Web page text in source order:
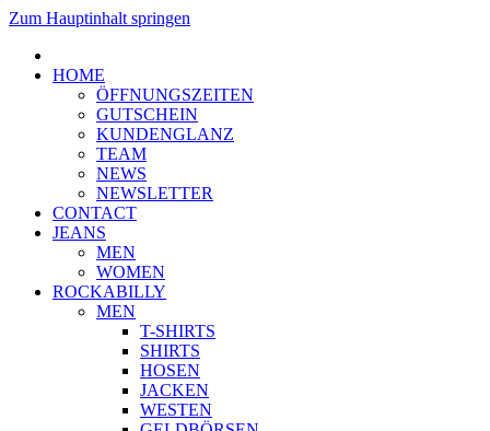
Zum Hauptinhalt springen
HOME
ÖFFNUNGSZEITEN
GUTSCHEIN
KUNDENGLANZ
TEAM
NEWS
NEWSLETTER
CONTACT
JEANS
MEN
WOMEN
ROCKABILLY
MEN
T-SHIRTS
SHIRTS
HOSEN
JACKEN
WESTEN